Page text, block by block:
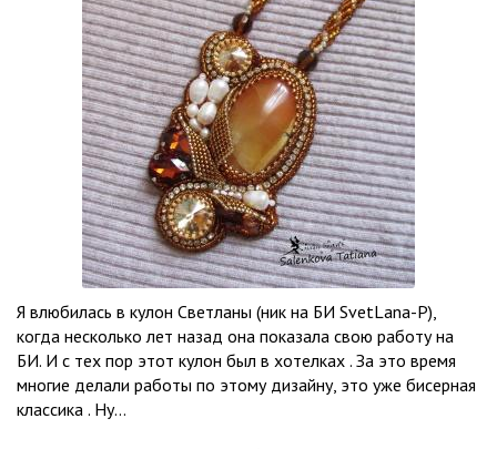
Я влюбилась в кулон Светланы (ник на БИ SvetLana-P),
когда несколько лет назад она показала свою работу на
БИ. И с тех пор этот кулон был в хотелках . За это время
многие делали работы по этому дизайну, это уже бисерная
классика . Ну...